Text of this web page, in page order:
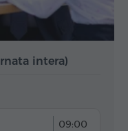
intera)
09:00